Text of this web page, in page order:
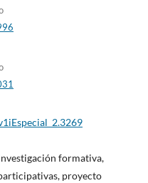
formativa,
proyecto